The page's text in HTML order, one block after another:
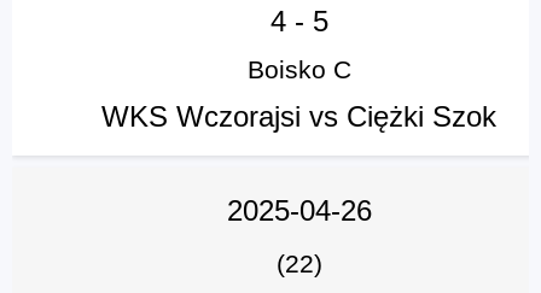
4- 5
Boisko C
WKS Wczorajsi vs Ciężki Szok
2025-04-26
(22)